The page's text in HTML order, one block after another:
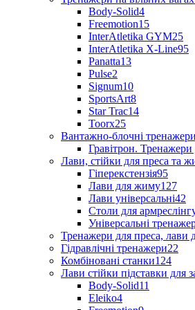
Body-Solid4
Freemotion15
InterAtletika GYM25
InterAtletika X-Line95
Panatta13
Pulse2
Signum10
SportsArt8
Star Trac14
Toorx25
Вантажно-блочні тренажери
Гравітрон. Тренажери
Лави, стійки для преса та
Гіперекстензія95
Лави для жиму127
Лави універсальні42
Столи для
Універсальні
Тренажери для преса, лави
Гідравлічні тренажери22
Комбіновані станки124
Лави стійки підставки для
Body-Solid11
Eleiko4